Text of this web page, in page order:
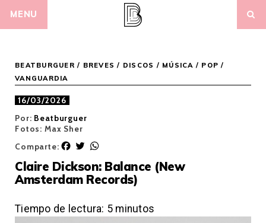
MENU
BEATBURGUER / BREVES / DISCOS / MÚSICA / POP /
VANGUARDIA
16/03/2026
Por: Beatburguer
Fotos: Max Sher
Comparte:
F
c
e
o
o
T
i
t
e
r
a
t
A
p
Claire Dickson: Balance (New
Amsterdam Records)
Tiempo de lectura: 5 minutos